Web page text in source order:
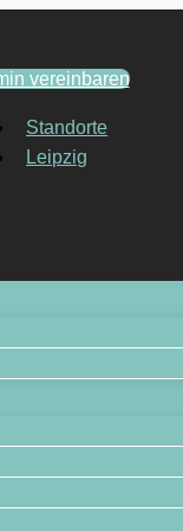
vereinbaren
Standorte
Leipzig